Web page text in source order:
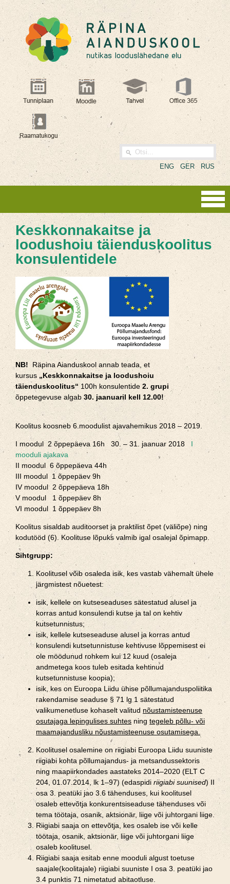
ENG GER RUS
Keskkonnakaitse ja
loodushoiu täienduskoolitus
konsulentidele
NB!
Räpina Aianduskool annab teada, et
kursus „Keskkonnakaitse ja loodushoiu
täienduskoolitus“ 100h konsulentide 2. grupi
õppetegevuse algab 30. jaanuaril kell 12.00!
Koolitus koosneb 6.moodulist ajavahemikus 2018 – 2019.
I moodul 2 õppepäeva 16h 30. – 31. jaanuar 2018
I
mooduli ajakava
II moodul 6 õppepäeva 44h
III moodul 1 õppepäev 9h
IV moodul 2 õppepäeva 18h
V moodul 1 õppepäev 8h
VI moodul 1 õppepäev 8h
Koolitus sisaldab auditoorset ja praktilist õpet (väliõpe) ning
kodutööd (6). Koolituse lõpuks valmib igal osalejal õpimapp.
Sihtgrupp:
Koolitusel võib osaleda isik, kes vastab vähemalt ühele
järgmistest nõuetest:
isik, kellele on kutseseaduses sätestatud alusel ja
korras antud konsulendi kutse ja tal on kehtiv
kutsetunnistus;
isik, kellele kutseseaduse alusel ja korras antud
konsulendi kutsetunnistuse kehtivuse lõppemisest ei
ole möödunud rohkem kui 12 kuud (osaleja
andmetega koos tuleb esitada kehtinud
kutsetunnistuse koopia);
isik, kes on Euroopa Liidu ühise põllumajanduspoliitika
rakendamise seaduse § 71 lg 1 sätestatud
valikumenetluse kohaselt valitud nõustamisteenuse
osutajaga lepingulises suhtes ning tegeleb põllu- või
maamajandusliku nõustamisteenuse osutamisega.
Koolitusel osalemine on riigiabi Euroopa Liidu suuniste
riigiabi kohta põllumajandus- ja metsandussektoris
ning maapiirkondades aastateks 2014–2020 (ELT C
204, 01.07.2014, lk 1–97) (edaspidiriigiabi suunised) II
osa 3. peatüki jao 3.6 tähenduses, kui koolitusel
osaleb ettevõtja konkurentsiseaduse tähenduses või
tema töötaja, osanik, aktsionär, liige või juhtorgani liige.
Riigiabi saaja on ettevõtja, kes osaleb ise või kelle
töötaja, osanik, aktsionär, liige või juhtorgani liige
osaleb koolitusel.
Riigiabi saaja esitab enne mooduli algust toetuse
saajale(koolitajale) riigiabi suuniste I osa 3. peatüki jao
3.4 punktis 71 nimetatud abitaotluse.